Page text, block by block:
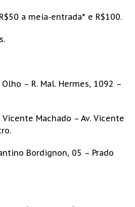
a meia-entrada* e R$100.
Olho – R. Mal. Hermes, 1092 –
Vicente Machado – Av. Vicente
Bordignon, 05 – Prado